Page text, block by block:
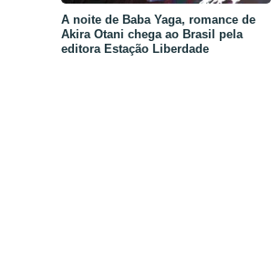
A noite de Baba Yaga, romance de
Akira Otani chega ao Brasil pela
editora Estação Liberdade